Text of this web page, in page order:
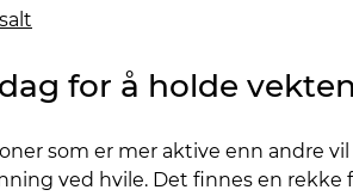
for å holde
som er mer aktive enn andre
ved hvile. Det finnes en